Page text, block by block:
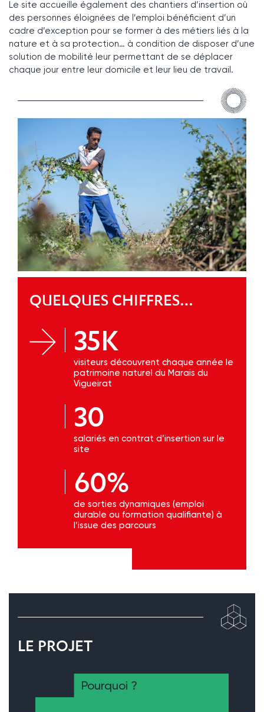
Le site accueille également des chantiers d’insertion où
des personnes éloignées de l’emploi bénéficient d’un
cadre d’exception pour se former à des métiers liés à la
nature et à sa protection… à condition de disposer d’une
solution de mobilité leur permettant de se déplacer
chaque jour entre leur domicile et leur lieu de travail.
QUELQUES CHIFFRES…
35K
visiteurs découvrent chaque année le
patrimoine naturel du Marais du
Vigueirat
30
salariés en contrat d’insertion sur le
site
60%
de sorties dynamiques (emploi
durable ou formation qualifiante) à
l’issue des parcours
LE PROJET
Pourquoi ?